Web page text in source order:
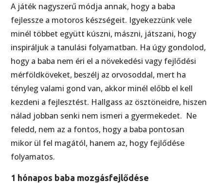
A játék nagyszerű módja annak, hogy a baba
fejlessze a motoros készségeit. Igyekezzünk vele
minél többet együtt kúszni, mászni, játszani, hogy
inspiráljuk a tanulási folyamatban. Ha úgy gondolod,
hogy a baba nem éri el a növekedési vagy fejlődési
mérföldköveket, beszélj az orvosoddal, mert ha
tényleg valami gond van, akkor minél előbb el kell
kezdeni a fejlesztést. Hallgass az ösztöneidre, hiszen
nálad jobban senki nem ismeri a gyermekedet. Ne
feledd, nem az a fontos, hogy a baba pontosan
mikor ül fel magától, hanem az, hogy fejlődése
folyamatos.
1 hónapos baba mozgásfejlődése